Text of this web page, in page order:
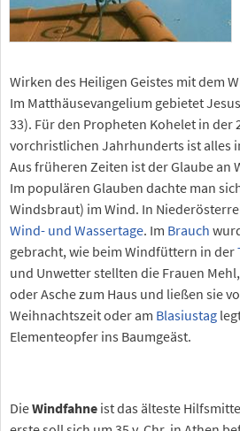
Wirken des Heiligen Geistes mit dem
Im Matthäusevangelium gebietet
33). Für den Propheten Kohelet in der
vorchristlichen Jahrhunderts ist alles
Aus früheren Zeiten ist der Glaube an
Im populären Glauben dachte man
Windsbraut) im Wind. In
Wind- und Wassertage. Im Brauch
gebracht, wie beim Windfüttern in der
und Unwetter stellten die Frauen
oder Asche zum Haus und ließen sie
Weihnachtszeit oder am Blasiustag
Elementeopfer ins Baumgeäst.
DieWindfahne ist das älteste